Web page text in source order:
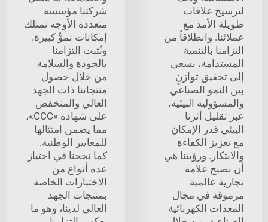
لترسيخ علاقات
طويلة الأمد مع
عملائنا. وانطلاقاً من
التزامنا بالتنمية
المستدامة، نسعى
إلى تحقيق توازنٍ
بين النمو الصناعي
والمسؤولية البيئية،
عبر تقليل أثرنا
البيئي قدر الإمكان
مع تعزيز الكفاءة
والابتكار. ورؤيتنا هي
أن نصبح علامة
تجارية عالمية
مرموقة في مجال
المعدات الكهربائية
شركتنا مؤسسة
متعددة الأوجه تمتلك
إمكانات نموٍّ كبيرة.
ونُثبت التزامنا
بالجودة والسلامة
من خلال حصول
منتجاتنا ذات الجهد
العالي والمنخفض
على شهادة «CCC»،
مما يضمن امتثالها
للمعايير الوطنية.
كما نجحنا في اجتياز
عدة أنواع من
الاختبارات الخاصة
بمنتجات الجهد
العالي لدينا، وهو ما